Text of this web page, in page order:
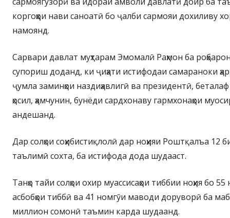
коргоҳҳои нави саноатӣ бо ҷалби сармояи дохиливу
намоянд.
Сарвари давлат муҳтарам Эмомалӣ Раҳмон ба
супориш доданд, ки ҷиҳати истифодаи самараноки
ҷумла заминҳои наздиҳавлигӣ ва президентӣ,
ҳосил, ҳамчунин, бунёди сардхонаву гармхонаҳои
андешанд.
Дар солҳои соҳибистиқлолӣ дар ноҳияи Роштқалъа 12
таълимӣ сохта, ба истифода дода шудааст.
Танҳо тайи солҳои охир муассисаҳои тиббии ноҳия бо 55
асбобҳои тиббӣ ва 41 номгӯи маводи доруворӣ ба
миллион сомонӣ таъмин карда шудаанд.